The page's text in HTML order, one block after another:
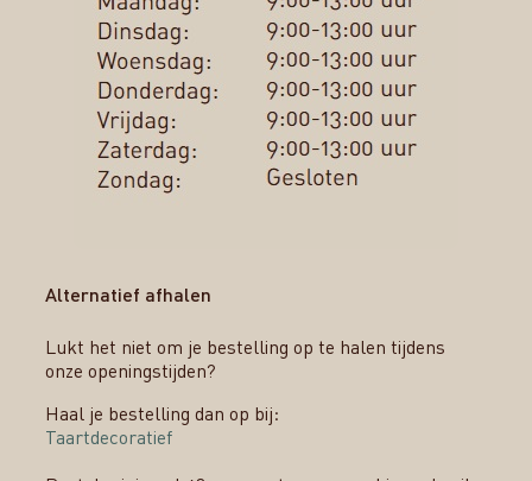
Alternatief afhalen
Lukt het niet om je bestelling op te halen tijdens
onze openingstijden?
Haal je bestelling dan op bij:
Taartdecoratief